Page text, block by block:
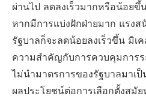
ผ่านไป ลดลงเร็วมากหรือน้อย
หากมีการแบ่งฝักฝ่ายมาก แรง
รัฐบาลก็จะลดน้อยลงเร็วขึ้น มิเ
ความสำคัญกับการควบคุมการ
ไม่นำมาตรการของรัฐบาลมาเป็
ผลประโยชน์ต่อการเลือกตั้งสมั